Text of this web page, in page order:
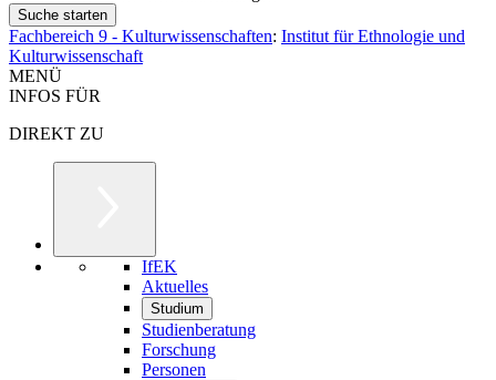
Fachbereich 9 - Kulturwissenschaften: Institut für Ethnologie und
Kulturwissenschaft
MENÜ
INFOS FÜR
DIREKT ZU
IfEK
Aktuelles
Studium
Studienberatung
Forschung
Personen